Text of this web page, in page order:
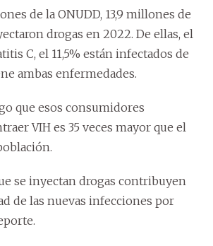
de la ONUDD, 13,9 millones de
drogas en 2022. De ellas, el
C, el 11,5% están infectados de
ambas enfermedades.
que esos consumidores
VIH es 35 veces mayor que el
se inyectan drogas contribuyen
de las nuevas infecciones por